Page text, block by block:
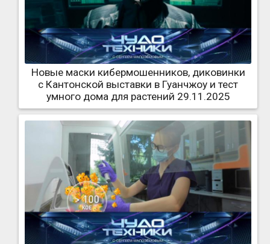
Новые маски кибермошенников, диковинки
с Кантонской выставки в Гуанчжоу и тест
умного дома для растений 29.11.2025